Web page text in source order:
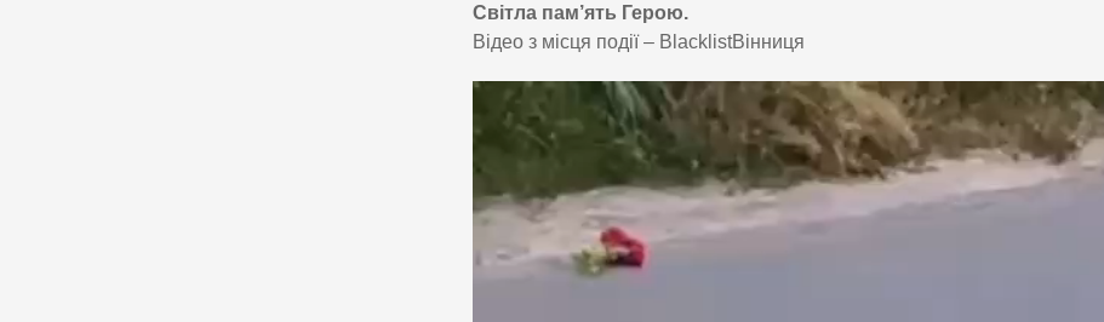
Світла пам’ять Герою.
Відео з місця події – BlacklistВінниця